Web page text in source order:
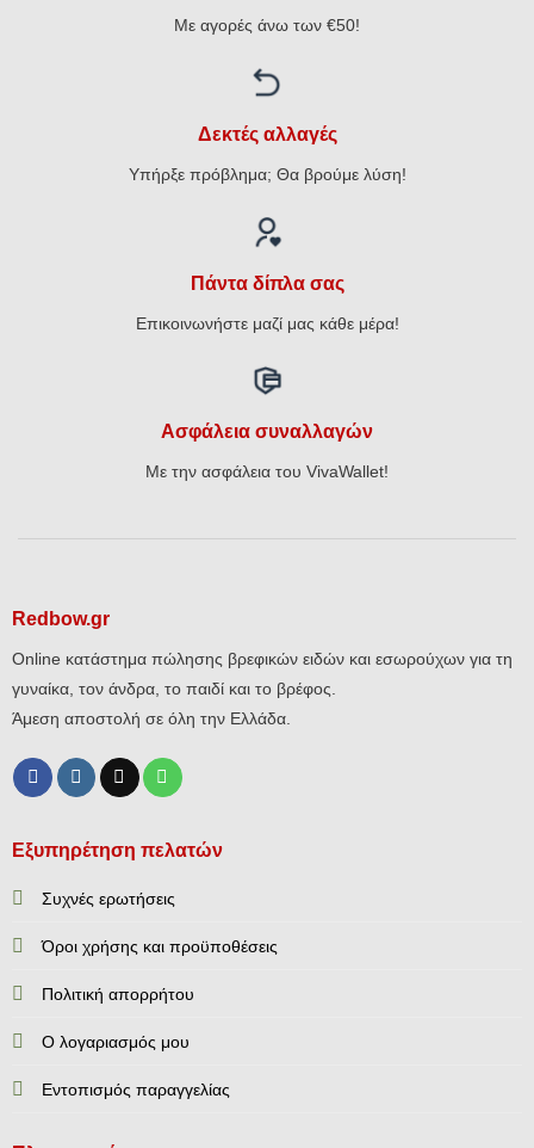
Με αγορές άνω των €50!
Δεκτές αλλαγές
Υπήρξε πρόβλημα; Θα βρούμε λύση!
Πάντα δίπλα σας
Επικοινωνήστε μαζί μας κάθε μέρα!
Ασφάλεια συναλλαγών
Με την ασφάλεια του VivaWallet!
Redbow.gr
Online κατάστημα πώλησης βρεφικών ειδών και εσωρούχων για τη
γυναίκα, τον άνδρα, το παιδί και το βρέφος.
Άμεση αποστολή σε όλη την Ελλάδα.
Εξυπηρέτηση πελατών
Συχνές ερωτήσεις
Όροι χρήσης και προϋποθέσεις
Πολιτική απορρήτου
Ο λογαριασμός μου
Εντοπισμός παραγγελίας